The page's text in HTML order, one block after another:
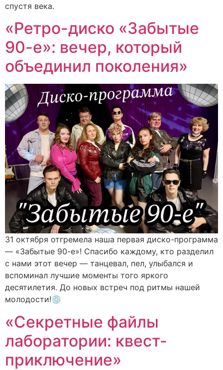
спустя века.
«Ретро-диско «Забытые
90-е»: вечер, который
объединил поколения»
31 октября отгремела наша первая диско-программа
— «Забытые 90-е»! Спасибо каждому, кто разделил
с нами этот вечер — танцевал, пел, улыбался и
вспоминал лучшие моменты того яркого
десятилетия. До новых встреч под ритмы нашей
молодости!💿
«Секретные файлы
лаборатории: квест-
приключение»